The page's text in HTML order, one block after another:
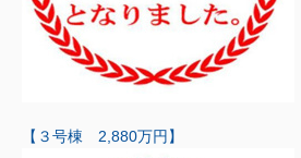
【３号棟 2,880万円】